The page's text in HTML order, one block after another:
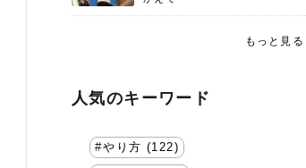
もっと見る
人気のキーワード
やり方 (122)